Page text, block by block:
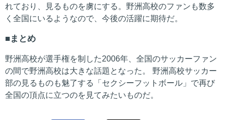
れており、見るものを虜にする。野洲高校のファンも数多
く全国にいるようなので、今後の活躍に期待だ。
まとめ
野洲高校が選手権を制した2006年、全国のサッカーファン
の間で野洲高校は大きな話題となった。 野洲高校サッカー
部の見るものも魅了する「セクシーフットボール」で再び
全国の頂点に立つのを見てみたいものだ。